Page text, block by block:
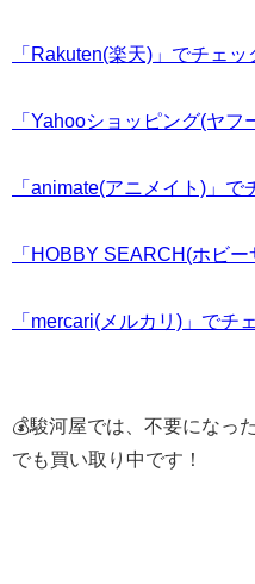
「Rakuten(楽天)」でチェッ
「Yahooショッピング(ヤフ
「animate(アニメイト)」で
「HOBBY SEARCH(ホビー
「mercari(メルカリ)」でチ
💰駿河屋では、不要になっ
でも買い取り中です！